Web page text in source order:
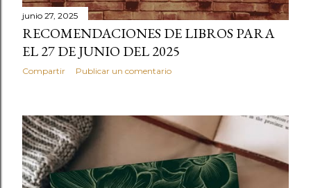
junio 27, 2025
RECOMENDACIONES DE LIBROS PARA
EL 27 DE JUNIO DEL 2025
Compartir Publicar un comentario